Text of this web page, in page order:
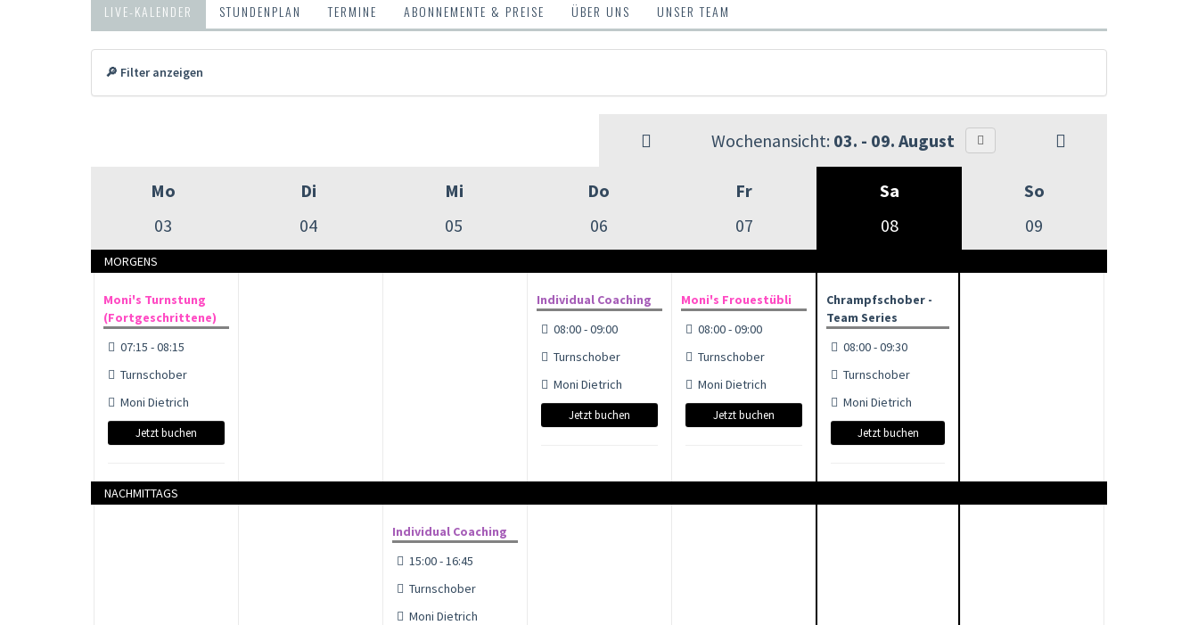
LIVE-KALENDER STUNDENPLAN TERMINE ABONNEMENTE & PREISE ÜBER UNS UNSER TEAM
🔎 Filter anzeigen
Wochenansicht: 03. - 09. August
Mo
03
Di
04
Mi
05
Do
06
Fr
07
Sa
08
So
09
MORGENS
Moni's Turnstung
(Fortgeschrittene)
07:15 - 08:15
Turnschober
Moni Dietrich
Jetzt buchen
Individual Coaching
08:00 - 09:00
Turnschober
Moni Dietrich
Jetzt buchen
Moni's Frouestübli
08:00 - 09:00
Turnschober
Moni Dietrich
Jetzt buchen
Chrampfschober -
Team Series
08:00 - 09:30
Turnschober
Moni Dietrich
Jetzt buchen
NACHMITTAGS
Individual Coaching
15:00 - 16:45
Turnschober
Moni Dietrich